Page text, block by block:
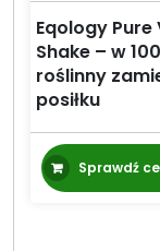
Eqology Pure
Shake – w
roślinny
posiłku
Sprawdź